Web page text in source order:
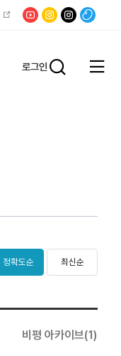
유튜브문학광장채널문장
팟빵
로그인
전체
정확도순 최신순
비평 아카이브(1)